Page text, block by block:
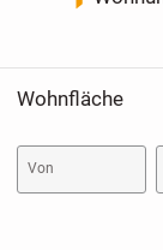
Wohnfläche
Von